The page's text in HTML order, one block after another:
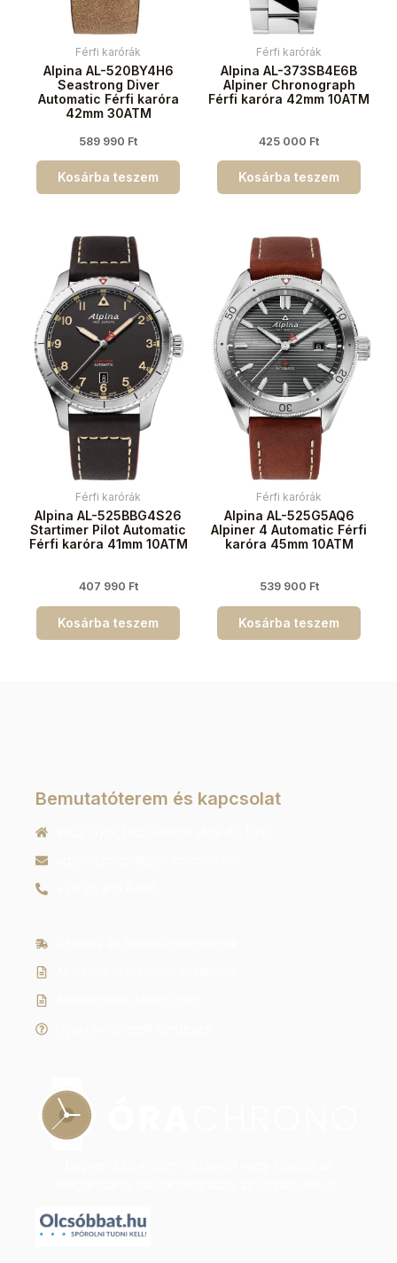
Férfi karórák
Alpina AL-520BY4H6
Seastrong Diver
Automatic Férfi karóra
42mm 30ATM
589 990 Ft
Kosárba teszem
Férfi karórák
Alpina AL-373SB4E6B
Alpiner Chronograph
Férfi karóra 42mm 10ATM
425 000 Ft
Kosárba teszem
Férfi karórák
Alpina AL-525BBG4S26
Startimer Pilot Automatic
Férfi karóra 41mm 10ATM
407 990 Ft
Kosárba teszem
Férfi karórák
Alpina AL-525G5AQ6
Alpiner 4 Automatic Férfi
karóra 45mm 10ATM
539 900 Ft
Kosárba teszem
Bemutatóterem és kapcsolat